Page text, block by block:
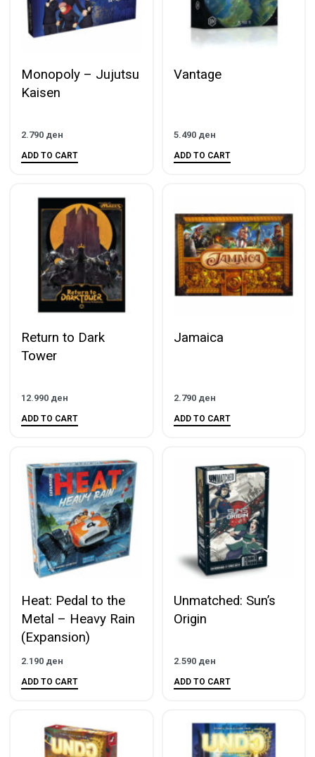
Monopoly – Jujutsu
Kaisen
2.790 ден
ADD TO CART
Vantage
5.490 ден
ADD TO CART
Return to Dark
Tower
12.990 ден
ADD TO CART
Jamaica
2.790 ден
ADD TO CART
Heat: Pedal to the
Metal – Heavy Rain
(Expansion)
2.190 ден
ADD TO CART
Unmatched: Sun’s
Origin
2.590 ден
ADD TO CART